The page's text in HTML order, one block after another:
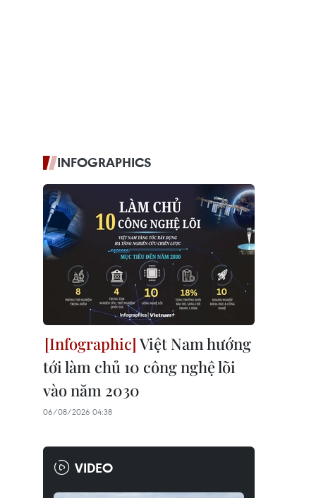
INFOGRAPHICS
Việt Nam hướng
tới làm chủ 10 công nghệ lõi
vào năm 2030
06/08/2026 04:38
VIDEO